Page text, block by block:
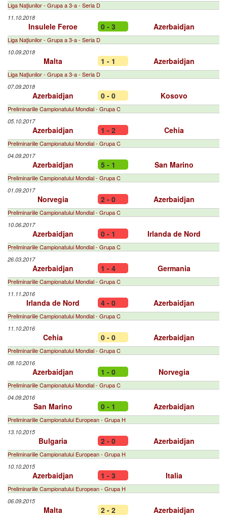
Liga Naţiunilor - Grupa a 3-a - Seria D
11.10.2018
Insulele Feroe 0 - 3 Azerbaidjan
Liga Naţiunilor - Grupa a 3-a - Seria D
10.09.2018
Malta 1 - 1 Azerbaidjan
Liga Naţiunilor - Grupa a 3-a - Seria D
07.09.2018
Azerbaidjan 0 - 0 Kosovo
Preliminariile Campionatului Mondial - Grupa C
05.10.2017
Azerbaidjan 1 - 2 Cehia
Preliminariile Campionatului Mondial - Grupa C
04.09.2017
Azerbaidjan 5 - 1 San Marino
Preliminariile Campionatului Mondial - Grupa C
01.09.2017
Norvegia 2 - 0 Azerbaidjan
Preliminariile Campionatului Mondial - Grupa C
10.06.2017
Azerbaidjan 0 - 1 Irlanda de Nord
Preliminariile Campionatului Mondial - Grupa C
26.03.2017
Azerbaidjan 1 - 4 Germania
Preliminariile Campionatului Mondial - Grupa C
11.11.2016
Irlanda de Nord 4 - 0 Azerbaidjan
Preliminariile Campionatului Mondial - Grupa C
11.10.2016
Cehia 0 - 0 Azerbaidjan
Preliminariile Campionatului Mondial - Grupa C
08.10.2016
Azerbaidjan 1 - 0 Norvegia
Preliminariile Campionatului Mondial - Grupa C
04.09.2016
San Marino 0 - 1 Azerbaidjan
Preliminariile Campionatului European - Grupa H
13.10.2015
Bulgaria 2 - 0 Azerbaidjan
Preliminariile Campionatului European - Grupa H
10.10.2015
Azerbaidjan 1 - 3 Italia
Preliminariile Campionatului European - Grupa H
06.09.2015
Malta 2 - 2 Azerbaidjan